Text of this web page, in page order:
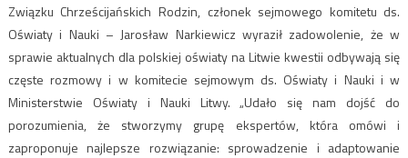
Związku Chrześcijańskich Rodzin, członek sejmowego komitetu ds.
Oświaty i Nauki – Jarosław Narkiewicz wyraził zadowolenie, że w
sprawie aktualnych dla polskiej oświaty na Litwie kwestii odbywają się
częste rozmowy i w komitecie sejmowym ds. Oświaty i Nauki i w
Ministerstwie Oświaty i Nauki Litwy. „Udało się nam dojść do
porozumienia, że stworzymy grupę ekspertów, która omówi i
zaproponuje najlepsze rozwiązanie: sprowadzenie i adaptowanie